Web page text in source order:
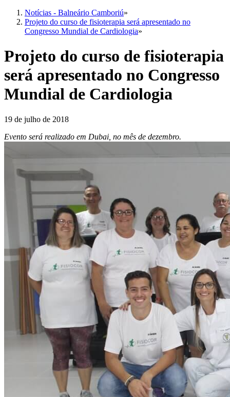
Notícias - Balneário Camboriú»
Projeto do curso de fisioterapia será apresentado no
Congresso Mundial de Cardiologia»
Projeto do curso de fisioterapia
será apresentado no Congresso
Mundial de Cardiologia
19 de julho de 2018
Evento será realizado em Dubai, no mês de dezembro.